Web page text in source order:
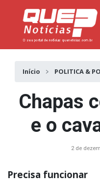
Início POLITICA &
Chapas
e o
2 de
Precisa funcionar